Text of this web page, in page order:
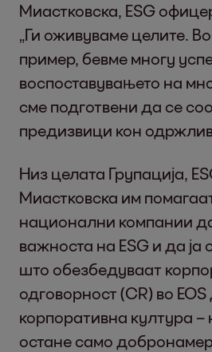
Миастковска, ESG
„Ги оживуваме целите.
пример, бевме многу
воспоставувањето на
сме подготвени да се
предизвици кон
Низ целата Групација,
Миастковска им
национални компании
важноста на ESG и да ја
што обезбедуваат
одговорност (CR) во
корпоративна култура –
остане само